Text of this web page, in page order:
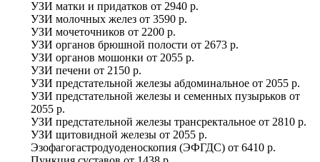
УЗИ матки и придатков от 2940 р.
УЗИ молочных желез от 3590 р.
УЗИ мочеточников от 2200 р.
УЗИ органов брюшной полости от 2673 р.
УЗИ органов мошонки от 2055 р.
УЗИ печени от 2150 р.
УЗИ предстательной железы абдоминальное от 2055 р.
УЗИ предстательной железы и семенных пузырьков от
2055 р.
УЗИ предстательной железы трансректальное от 2810 р.
УЗИ щитовидной железы от 2055 р.
Эзофагогастродуоденоскопия (ЭФГДС) от 6410 р.